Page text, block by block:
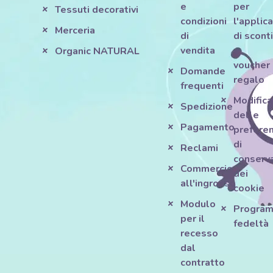
Tessuti decorativi
Merceria
Organic NATURAL
e
condizioni
di
vendita
Domande
frequenti
Spedizione
Pagamento
Reclami
Commercio
all'ingrosso
Modulo
per il
recesso
dal
contratto
per
di sconti
e
voucher
regalo
Modifica
delle
di
dei
cookie
fedeltà